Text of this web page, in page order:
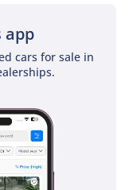
app
cars for sale in